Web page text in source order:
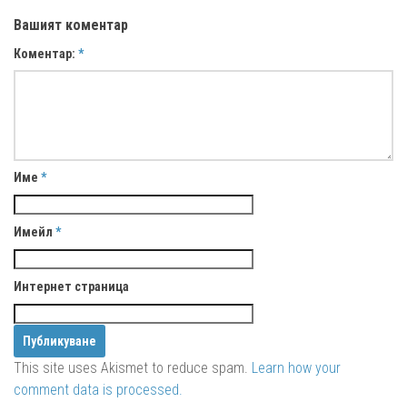
Вашият коментар
Коментар: *
Име *
Имейл *
Интернет страница
This site uses Akismet to reduce spam. Learn how your
comment data is processed.